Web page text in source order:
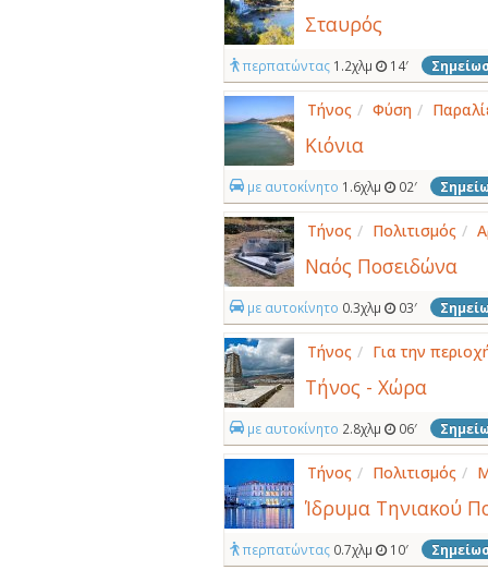
Σταυρός
περπατώντας1.2χλμ 14′
Τήνος / Φύση /
Κιόνια
με αυτοκίνητο 1.6χλμ 02′
Τήνος / Πολιτισμός /
Ναός Ποσειδώνα
με αυτοκίνητο 0.3χλμ 03′
Τήνος / Για την
Τήνος - Χώρα
με αυτοκίνητο 2.8χλμ 06′
Τήνος / Πολιτισμός /
Ίδρυμα Τηνιακού
περπατώντας0.7χλμ 10′